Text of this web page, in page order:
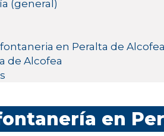
(general)
en Peralta de Alcofea
de Alcofea
en